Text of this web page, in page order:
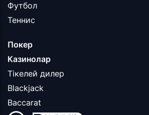
Футбол
Теннис
Покер
Казинолар
Тікелей дилер
Blackjack
Baccarat